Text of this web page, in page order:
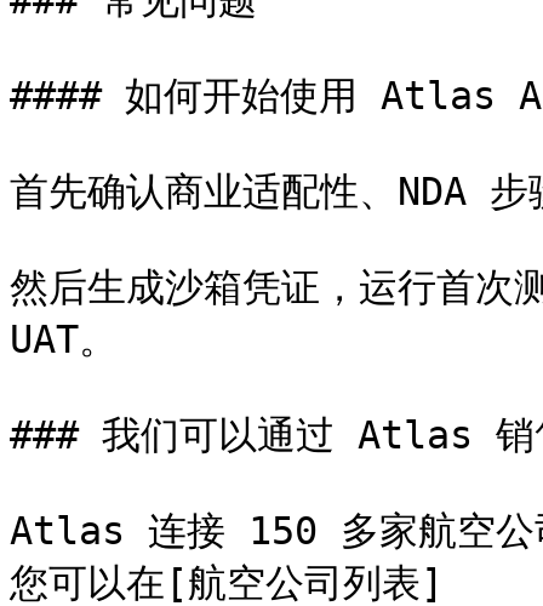
#### 如何开始使用 Atlas
首先确认商业适配性、NDA
然后生成沙箱凭证，运行首次
UAT。
### 我们可以通过 Atlas 销
Atlas 连接 150 多家航空
您可以在[航空公司列表]